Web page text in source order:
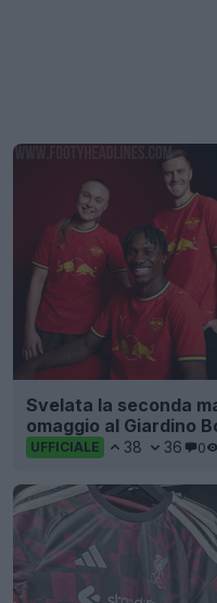
Svelata la seconda
omaggio al Giardino
UFFICIALE 38 36 0